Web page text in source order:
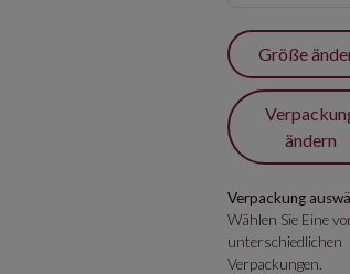
Größe
ändern
Verpackung
Wählen Sie Eine
unterschiedlichen
Verpackungen.